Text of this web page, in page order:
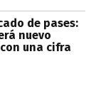
de pases:
nuevo
una cifra